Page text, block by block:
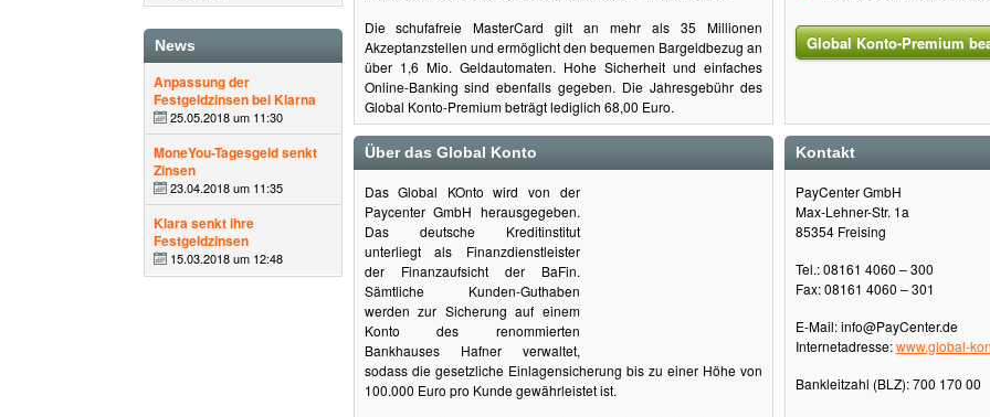
News
Anpassung der
Festgeldzinsen bei Klarna
25.05.2018 um 11:30
MoneYou-Tagesgeld senkt
Zinsen
23.04.2018 um 11:35
Klara senkt ihre
Festgeldzinsen
15.03.2018 um 12:48
Die schufafreie MasterCard gilt an mehr als 35 Millionen
Akzeptanzstellen und ermöglicht den bequemen Bargeldbezug an
über 1,6 Mio. Geldautomaten. Hohe Sicherheit und einfaches
Online-Banking sind ebenfalls gegeben. Die Jahresgebühr des
Global Konto-Premium beträgt lediglich 68,00 Euro.
Global Konto-Premium
Über das Global Konto
Das Global KOnto wird von der
Paycenter GmbH herausgegeben.
Das deutsche Kreditinstitut
unterliegt als Finanzdienstleister
der Finanzaufsicht der BaFin.
Sämtliche Kunden-Guthaben
werden zur Sicherung auf einem
Konto des renommierten
Bankhauses Hafner verwaltet,
sodass die gesetzliche Einlagensicherung bis zu einer Höhe von
100.000 Euro pro Kunde gewährleistet ist.
Kontakt
PayCenter GmbH
Max-Lehner-Str. 1a
85354 Freising
Tel.: 08161 4060 – 300
Fax: 08161 4060 – 301
E-Mail: info@PayCenter.de
Internetadresse:www.global-
Bankleitzahl (BLZ): 700 170 00